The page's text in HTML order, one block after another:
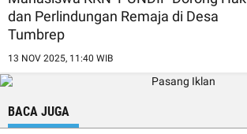
dan Perlindungan Remaja di Desa
Tumbrep
13 NOV 2025, 11:40 WIB
BACA JUGA